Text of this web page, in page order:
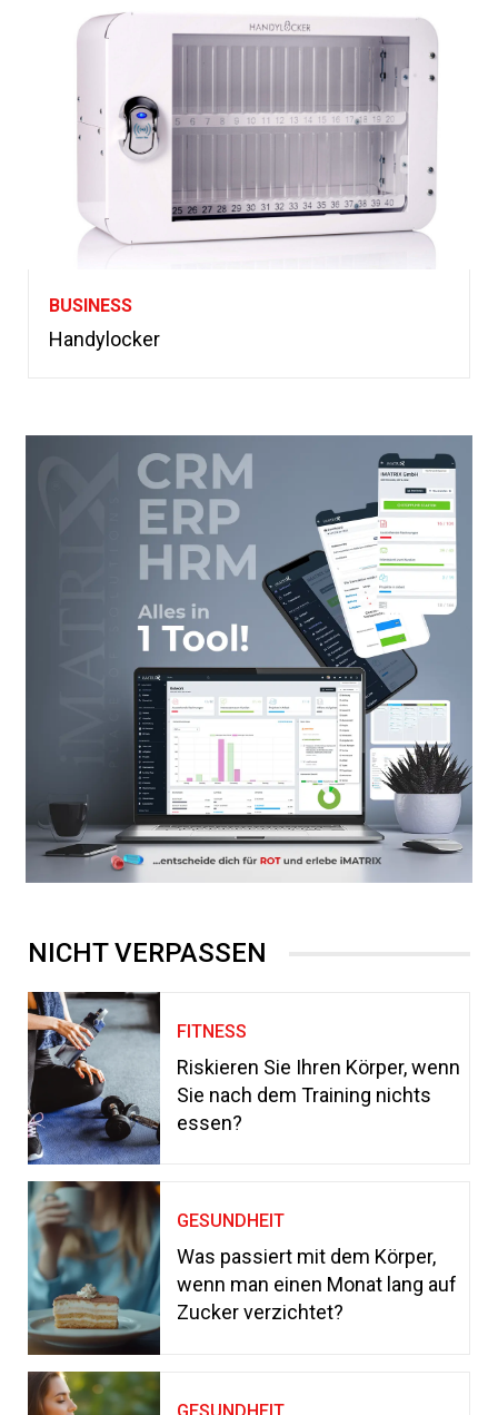
BUSINESS
Handylocker
NICHT VERPASSEN
FITNESS
Riskieren Sie Ihren Körper, wenn
Sie nach dem Training nichts
essen?
GESUNDHEIT
Was passiert mit dem Körper,
wenn man einen Monat lang auf
Zucker verzichtet?
GESUNDHEIT